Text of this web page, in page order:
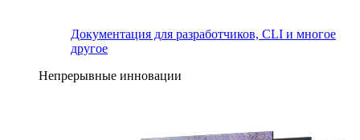
Документация для разработчиков, CLI и многое
другое
Непрерывные инновации